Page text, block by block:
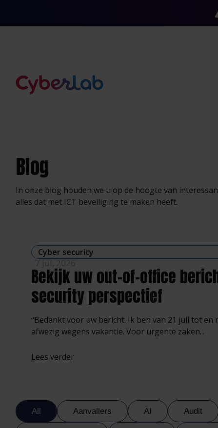
Blog
In onze blog houden we u op de hoogte van
alles dat met ICT beveiliging te maken heeft.
Cyber security
Bekijk uw out-of-office
security perspectief
“Bedankt voor uw bericht. Ik ben van 21 juli tot en
afwezig wegens vakantie. Voor urgente zaken...
Lees verder
All Aanvallers AI Audit